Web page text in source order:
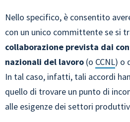
Nello specifico, è consentito
con un unico committente se si
collaborazione prevista dai
nazionali del lavoro (o CCNL) o
In tal caso, infatti, tali accordi
quello di trovare un punto di
alle esigenze dei settori